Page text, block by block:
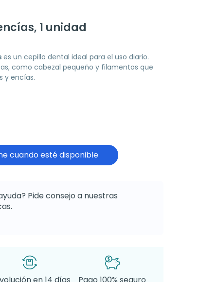
1 unidad
es un cepillo dental ideal para el uso diario.
como cabezal pequeño y filamentos que
y encías.
cuando esté disponible
Pide consejo a nuestras